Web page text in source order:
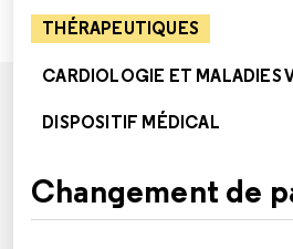
THÉRAPEUTIQUES
CARDIOLOGIE ET MALADIES
DISPOSITIF MÉDICAL
Changement de